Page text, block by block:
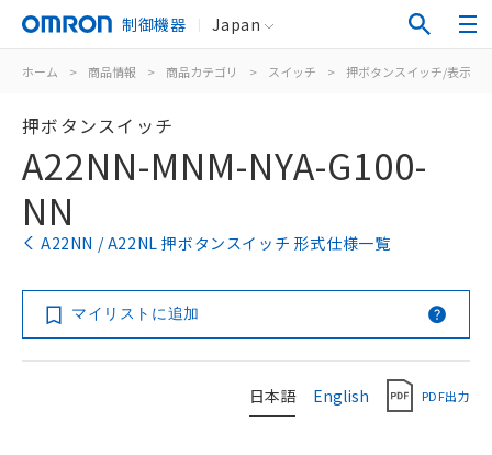
制御機器 Japan
ホーム > 商品情報 > 商品カテゴリ > スイッチ > 押ボタンスイッチ/表示灯
押ボタンスイッチ
A22NN-MNM-NYA-G100-
NN
A22NN / A22NL 押ボタンスイッチ 形式仕様一覧
マイリストに追加
日本語 English PDF出力